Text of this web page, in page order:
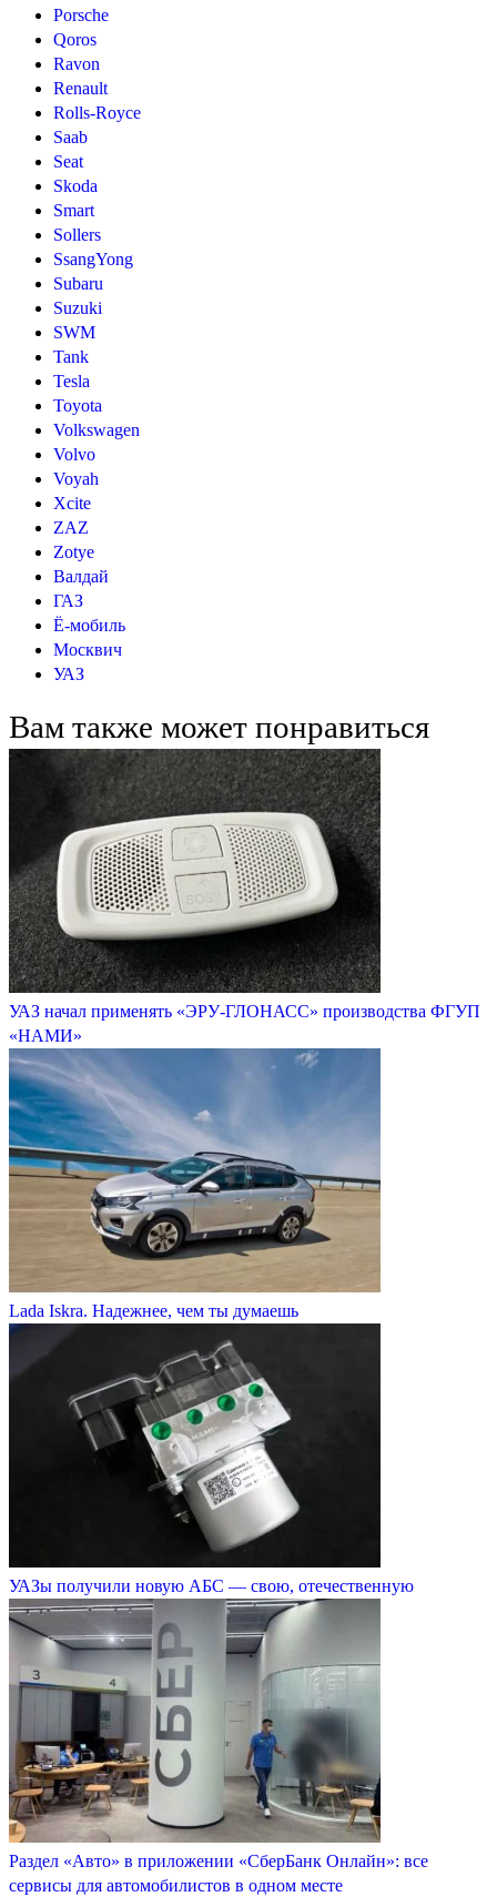
Porsche
Qoros
Ravon
Renault
Rolls-Royce
Saab
Seat
Skoda
Smart
Sollers
SsangYong
Subaru
Suzuki
SWM
Tank
Tesla
Toyota
Volkswagen
Volvo
Voyah
Xcite
ZAZ
Zotye
Валдай
ГАЗ
Ё-мобиль
Москвич
УАЗ
Вам также может понравиться
УАЗ начал применять «ЭРУ-ГЛОНАСС» производства ФГУП
«НАМИ»
Lada Iskra. Надежнее, чем ты думаешь
УАЗы получили новую АБС — свою, отечественную
Раздел «Авто» в приложении «СберБанк Онлайн»: все
сервисы для автомобилистов в одном месте